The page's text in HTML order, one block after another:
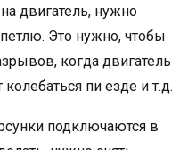
двигатель, нужно
Это нужно, чтобы
когда двигатель
пи езде и т.д.
подключаются в